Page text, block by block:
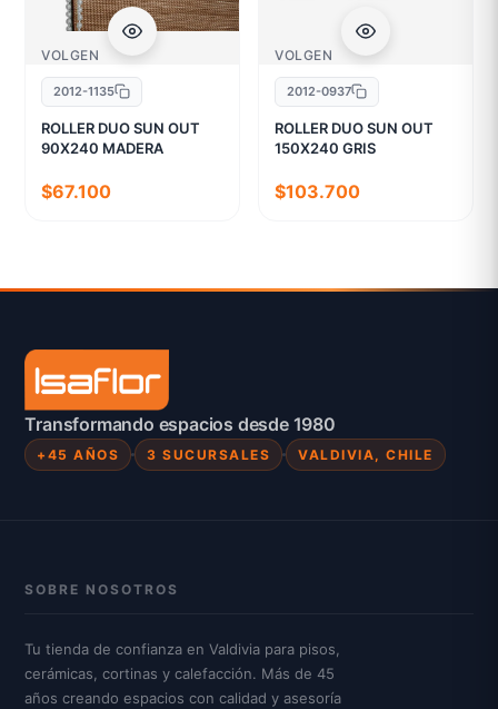
VOLGEN
2012-1135
ROLLER DUO SUN OUT
90X240 MADERA
$67.100
VOLGEN
2012-0937
ROLLER DUO SUN OUT
150X240 GRIS
$103.700
Transformando espacios desde 1980
+45 AÑOS 3 SUCURSALES VALDIVIA, CHILE
SOBRE NOSOTROS
Tu tienda de confianza en Valdivia para pisos,
cerámicas, cortinas y calefacción. Más de 45
años creando espacios con calidad y asesoría